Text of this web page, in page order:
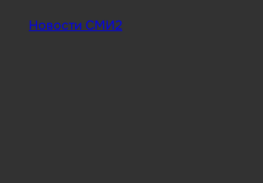
Новости СМИ2